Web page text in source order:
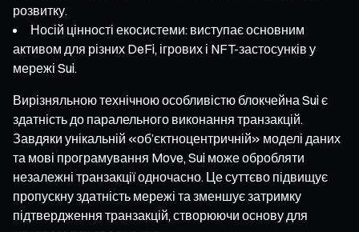
розвитку.
Носій цінності екосистеми: виступає основним
активом для різних DeFi, ігрових і NFT-застосунків у
мережі Sui.
Вирізняльною технічною особливістю блокчейна Sui є
здатність до паралельного виконання транзакцій.
Завдяки унікальній «об’єктноцентричній» моделі даних
та мові програмування Move, Sui може обробляти
незалежні транзакції одночасно. Це суттєво підвищує
пропускну здатність мережі та зменшує затримку
підтвердження транзакцій, створюючи основу для